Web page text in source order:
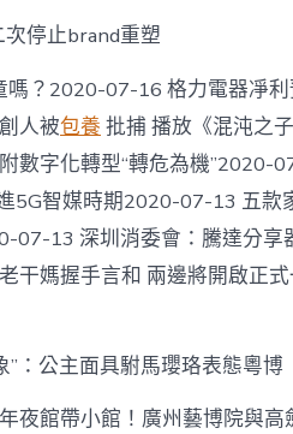
施
小
貼
士”〉
中
次停止brand重塑
嗎？2020-07-16 格力電器凈
人被包養 批捕 播放《混沌之
數字化轉型“轉危為機”2020-
5G智媒時期2020-07-13 五款
07-13 深圳消委會：騰達分享
干媽握手言和 兩邊將開啟正
：公主面具駙馬瓔珞表態粵博
夜館帶小館！廣州藝博院與高